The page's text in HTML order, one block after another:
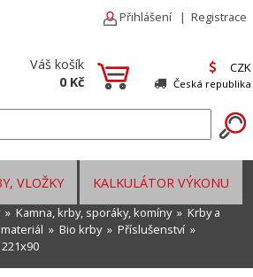
Přihlášení | Registrace
Váš košík
0 Kč
CZK
Česká republika
KALKULÁTOR VÝKONU
VLOŽKY
» Kamna, krby, sporáky, komíny» Krby a
» Bio krby» Příslušenství »